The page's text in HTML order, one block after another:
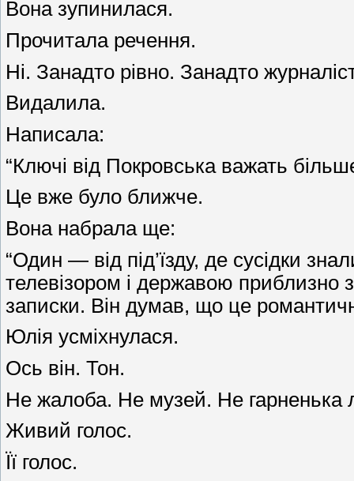
Вона зупинилася.
Прочитала речення.
Ні. Занадто рівно. Занадто
Видалила.
Написала:
“Ключі від Покровська важать
Це вже було ближче.
Вона набрала ще:
“Один — від під’їзду, де сусідки
телевізором і державою приблизно
записки. Він думав, що це
Юлія усміхнулася.
Ось він. Тон.
Не жалоба. Не музей. Не гарненька
Живий голос.
Її голос.